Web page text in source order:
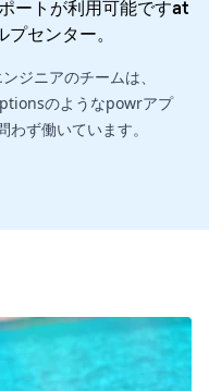
トが利用可能ですat
プセンター。
ジニアのチームは、
のようなpowrアプ
ず働いています。